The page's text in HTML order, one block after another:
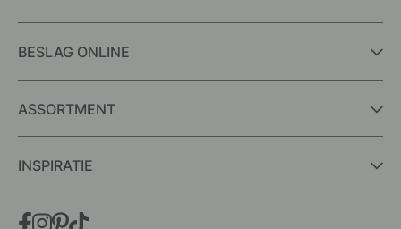
BESLAG ONLINE
ASSORTMENT
INSPIRATIE